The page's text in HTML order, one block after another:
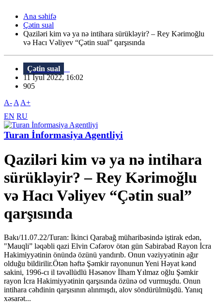
Ana səhifə
Çətin sual
Qaziləri kim və ya nə intihara sürükləyir? – Rey Kərimoğlu
və Hacı Vəliyev “Çətin sual” qarşısında
Çətin sual
11 İyul 2022, 16:02
905
A- A A+
EN RU
Turan İnformasiya Agentliyi
Qaziləri kim və ya nə intihara
sürükləyir? – Rey Kərimoğlu
və Hacı Vəliyev “Çətin sual”
qarşısında
Bakı/11.07.22/Turan: İkinci Qarabağ müharibəsində iştirak edən,
"Mauqli” ləqəbli qazi Elvin Cəfərov ötən gün Sabirabad Rayon İcra
Hakimiyyətinin önündə özünü yandırıb. Onun vəziyyətinin ağır
olduğu bildirilir.Ötən həftə Şəmkir rayonunun Yeni Həyat kənd
sakini, 1996-cı il təvəllüdlü Həsənov İlham Yılmaz oğlu Şəmkir
rayon İcra Hakimiyyətinin qarşısında özünə od vurmuşdu. Onun
intihara cəhdinin qarşısının alınmışdı, alov söndürülmüşdü. Yanıq
xəsarət...